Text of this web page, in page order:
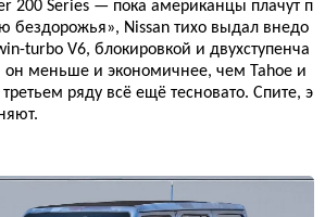
200 Series — пока американцы плачут п
бездорожья», Nissan тихо выдал внедо
turbo V6, блокировкой и двухступенча
он меньше и экономичнее, чем Tahoe и
ряду всё ещё тесновато. Спите, э